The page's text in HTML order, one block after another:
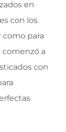
en
con los
como para
comenzó a
con